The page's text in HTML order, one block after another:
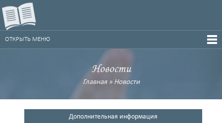
ОТКРЫТЬ МЕНЮ
Новости
Главная» Новости
Дополнительная информация